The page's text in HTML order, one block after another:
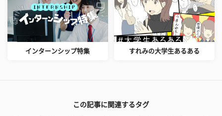
インターンシップ特集 すれみの大学生あるある
この記事に関連するタグ